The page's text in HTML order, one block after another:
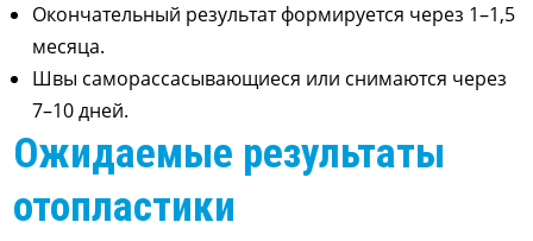
Окончательный результат формируется через 1–1,5
месяца.
Швы саморассасывающиеся или снимаются через
7–10 дней.
Ожидаемые результаты
отопластики